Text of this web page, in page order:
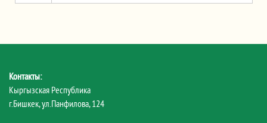
Контакты:
Кыргызская Республика
г.Бишкек, ул.Панфилова, 124